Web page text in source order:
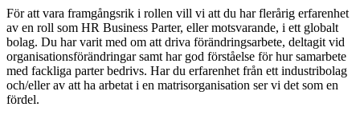
För att vara framgångsrik i rollen vill vi att du har flerårig erfarenhet
av en roll som HR Business Parter, eller motsvarande, i ett globalt
bolag. Du har varit med om att driva förändringsarbete, deltagit vid
organisationsförändringar samt har god förståelse för hur samarbete
med fackliga parter bedrivs. Har du erfarenhet från ett industribolag
och/eller av att ha arbetat i en matrisorganisation ser vi det som en
fördel.